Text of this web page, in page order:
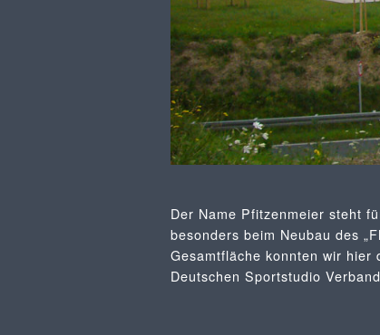
Der Name Pfitzenmeier steht
besonders beim Neubau des
Gesamtfläche konnten wir
Deutschen Sportstudio